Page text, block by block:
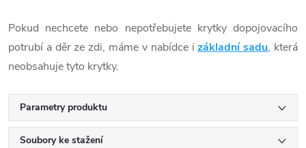
Pokud nechcete nebo nepotřebujete krytky dopojovacího
potrubí a děr ze zdi, máme v nabídce izákladní sadu, která
neobsahuje tyto krytky.
Parametry produktu
Soubory ke stažení